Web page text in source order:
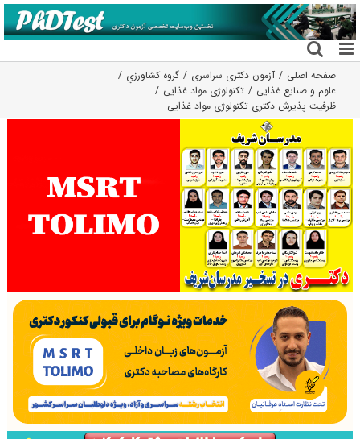
رفتن
به
محتوا
صفحه اصلی آزمون دکتری سراسری
گروه كشاورزي
علوم و صنایع غذایی
تکنولوژی مواد غذایی
ظرفیت پذیرش دکتری تکنولوژی مواد غذایی